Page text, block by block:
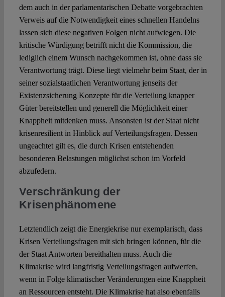
dem auch in der parlamentarischen Debatte vorgebrachten
Verweis auf die Notwendigkeit eines schnellen Handelns
lassen sich diese negativen Folgen nicht aufwiegen. Die
kritische Würdigung betrifft nicht die Kommission, die
lediglich einem Wunsch nachgekommen ist, ohne dass sie
Verantwortung trägt. Diese liegt vielmehr beim Staat, der in
seiner sozialstaatlichen Verantwortung jenseits der
Existenzsicherung Konzepte für die Verteilung knapper
Güter bereitstellen und generell die Möglichkeit einer
Knappheit mitdenken muss. Ansonsten ist der Staat nicht
krisenresilient in Hinblick auf Verteilungsfragen. Dessen
ungeachtet gilt es, die durch Krisen entstehenden
besonderen Belastungen möglichst schon im Vorfeld
abzufedern.
Verschränkung der
Krisenphänomene
Letztendlich zeigt die Energiekrise nur exemplarisch, dass
Krisen Verteilungsfragen mit sich bringen können, für die
der Staat Antworten bereithalten muss. Auch die
Klimakrise wird langfristig Verteilungsfragen aufwerfen,
wenn in Folge klimatischer Veränderungen eine Knappheit
an Ressourcen entsteht. Die Klimakrise hat also ebenfalls